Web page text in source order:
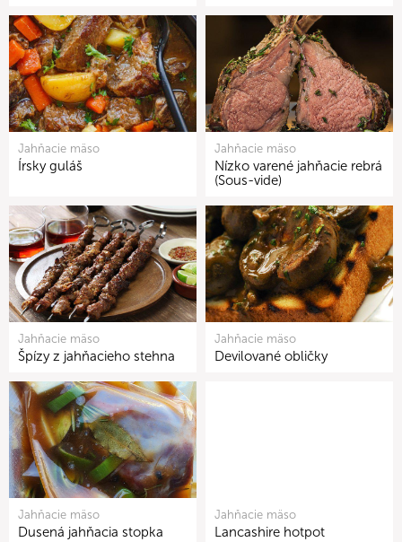
Jahňacie mäso
Írsky guláš
Jahňacie mäso
Nízko varené jahňacie rebrá
(Sous-vide)
Jahňacie mäso
Špízy z jahňacieho stehna
Jahňacie mäso
Devilované obličky
Jahňacie mäso
Dusená jahňacia stopka
Jahňacie mäso
Lancashire hotpot